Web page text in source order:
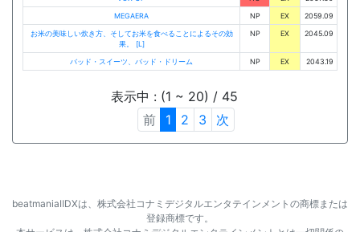
MEGAERA
NP EX
2059.09
お米の美味しい炊き方、そしてお米を食べることによるその効
果。 [L]
NP EX 2045.09
バッド・スイーツ、バッド・ドリーム NP EX 2043.19
表示中 : (1 ~ 20) / 45
前
1 2 3 次
beatmaniaⅡDXは、株式会社コナミデジタルエンタテインメントの商標または
登録商標です。